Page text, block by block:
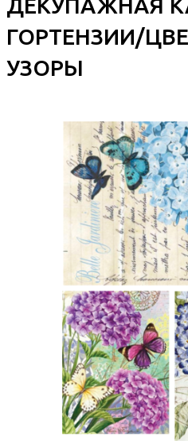
ДЕКУПАЖНАЯ
ГОРТЕНЗИИ/
УЗОРЫ